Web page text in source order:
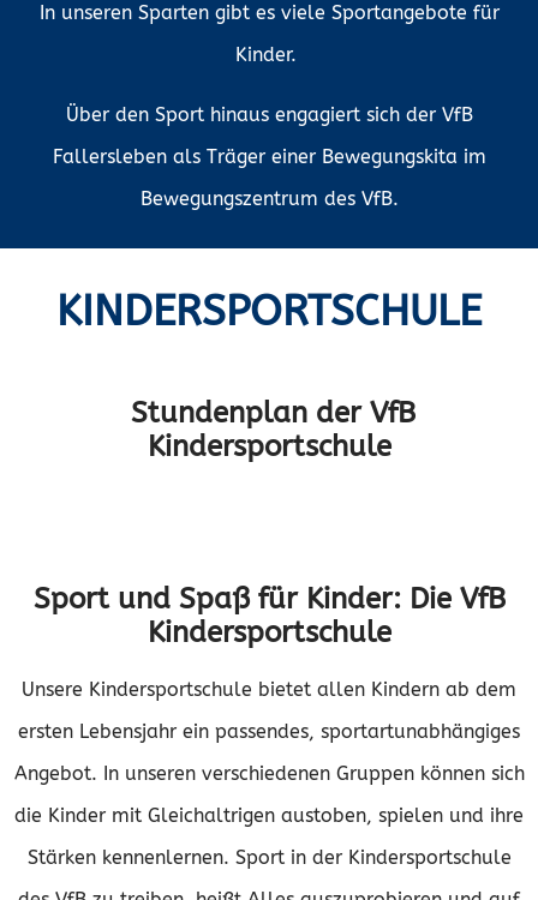
In unseren Sparten gibt es viele Sportangebote für
Kinder.
Über den Sport hinaus engagiert sich der VfB
Fallersleben als Träger einer Bewegungskita im
Bewegungszentrum des VfB.
KINDERSPORTSCHULE
Stundenplan der VfB
Kindersportschule
Sport und Spaß für Kinder: Die VfB
Kindersportschule
Unsere Kindersportschule bietet allen Kindern ab dem
ersten Lebensjahr ein passendes, sportartunabhängiges
Angebot. In unseren verschiedenen Gruppen können sich
die Kinder mit Gleichaltrigen austoben, spielen und ihre
Stärken kennenlernen. Sport in der Kindersportschule